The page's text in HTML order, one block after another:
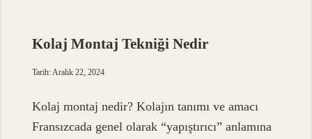
Kolaj Montaj Tekniği Nedir
Tarih: Aralık 22, 2024
Kolaj montaj nedir? Kolajın tanımı ve amacı
Fransızcada genel olarak “yapıştırıcı” anlamına